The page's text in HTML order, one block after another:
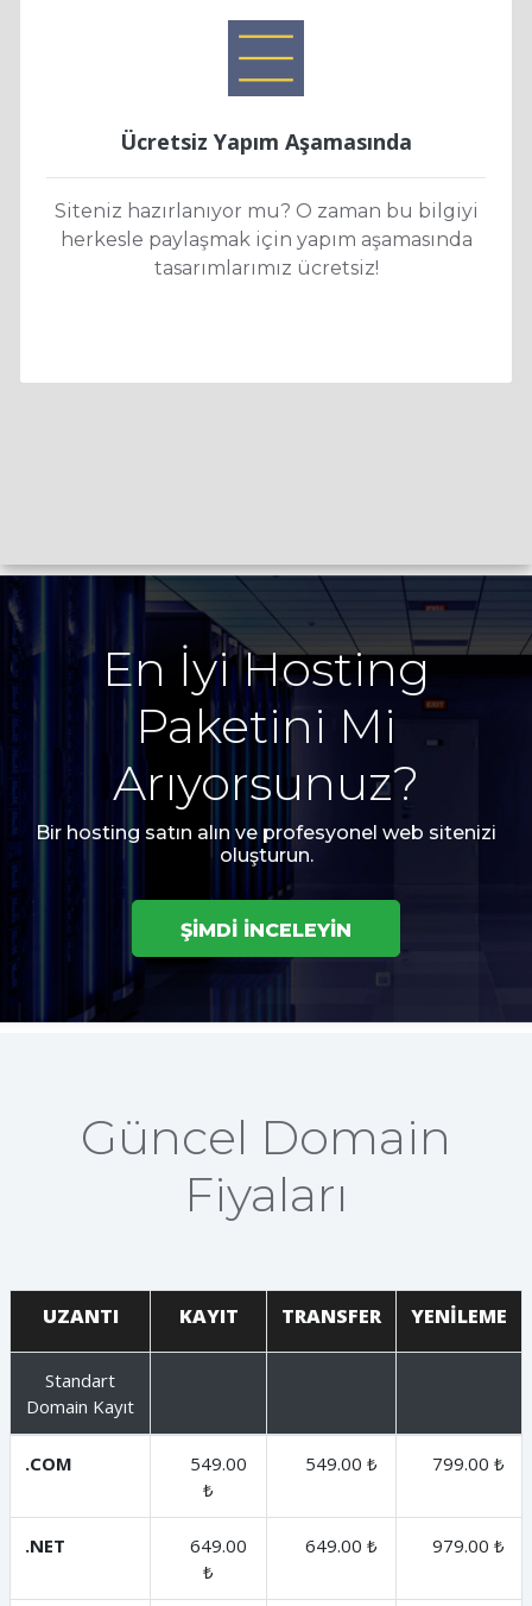
Ücretsiz Yapım Aşamasında
Siteniz hazırlanıyor mu? O zaman bu bilgiyi
herkesle paylaşmak için yapım aşamasında
tasarımlarımız ücretsiz!
En İyi Hosting
Paketini Mi
Arıyorsunuz?
Bir hosting satın alın ve profesyonel web sitenizi
oluşturun.
ŞİMDİ İNCELEYİN
Güncel Domain
Fiyaları
UZANTI KAYIT TRANSFER YENİLEME
Standart
Domain Kayıt
.COM
549.00
₺
549.00 ₺ 799.00 ₺
.NET
649.00
₺
649.00 ₺ 979.00 ₺